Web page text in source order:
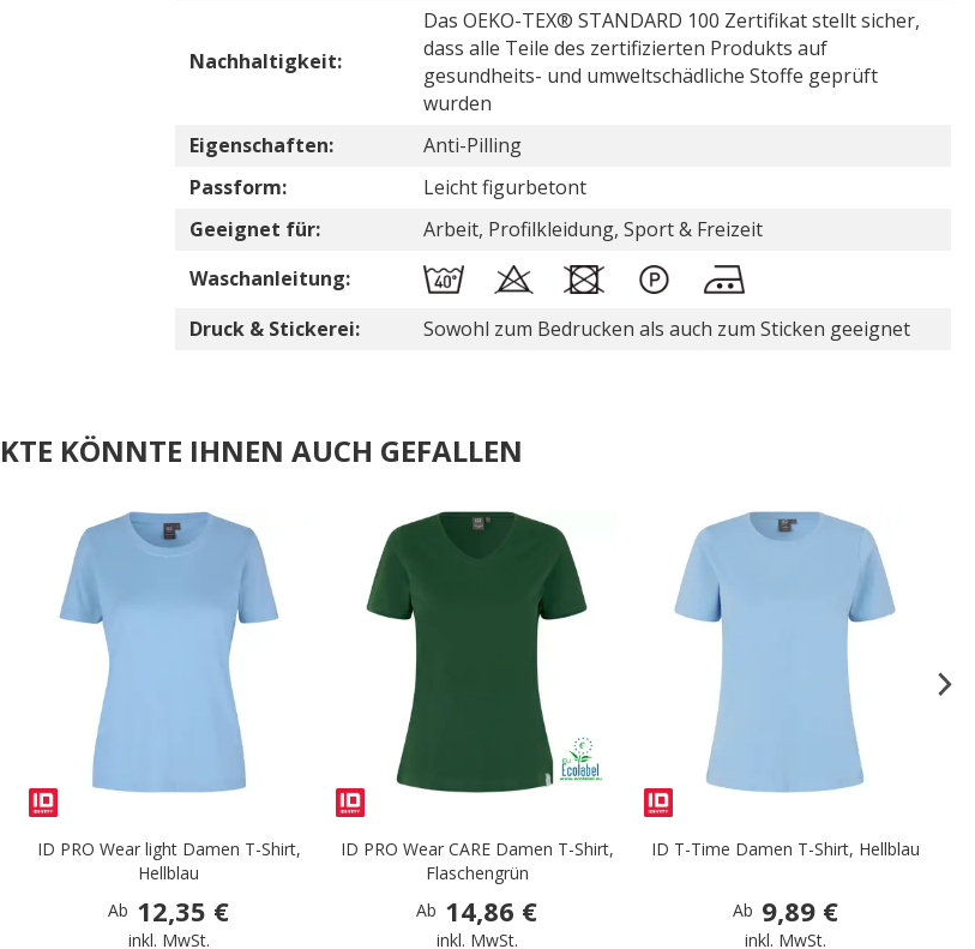
Nachhaltigkeit:
Das OEKO-TEX® STANDARD 100 Zertifikat stellt sicher,
dass alle Teile des zertifizierten Produkts auf
gesundheits- und umweltschädliche Stoffe geprüft
wurden
Eigenschaften:
Anti-Pilling
Passform:
Leicht figurbetont
Geeignet für:
Arbeit, Profilkleidung, Sport & Freizeit
Waschanleitung:
Druck & Stickerei:
Sowohl zum Bedrucken als auch zum Sticken geeignet
KÖNNTE IHNEN AUCH GEFALLEN
ID PRO Wear light Damen T-Shirt,
Hellblau
Ab 12,35 €
inkl. MwSt.
ID PRO Wear CARE Damen T-Shirt,
Flaschengrün
Ab 14,86 €
inkl. MwSt.
ID T-Time Damen T-Shirt, Hellblau
Ab 9,89 €
inkl. MwSt.